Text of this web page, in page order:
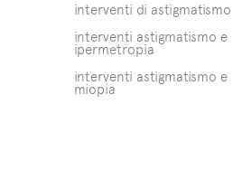
interventi di astigmatismo
interventi astigmatismo e
ipermetropia
interventi astigmatismo e
miopia